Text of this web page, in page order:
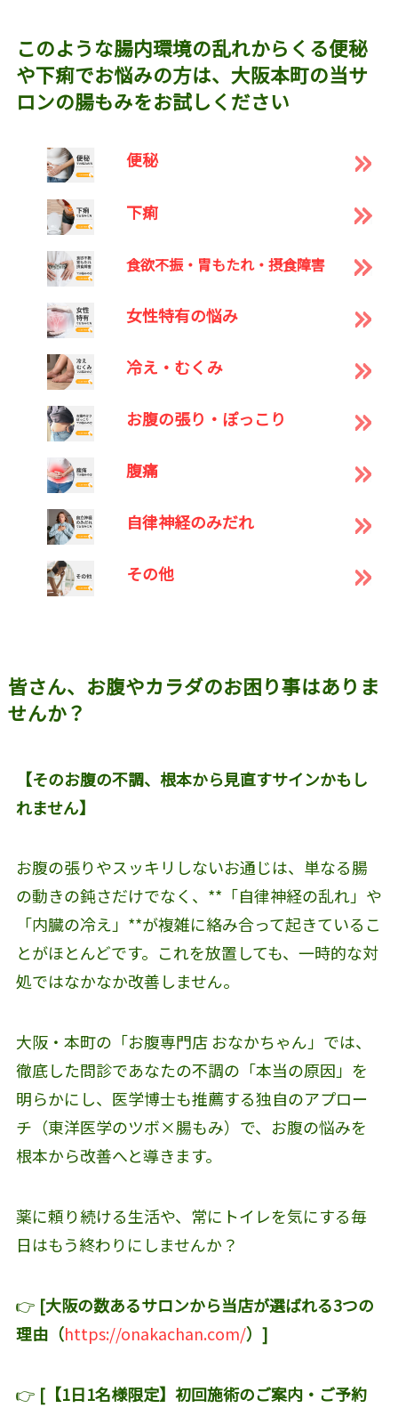
このような腸内環境の乱れからくる便秘
や下痢でお悩みの方は、大阪本町の当サ
ロンの腸もみをお試しください
便秘
下痢
食欲不振・胃もたれ・摂食障害
女性特有の悩み
冷え・むくみ
お腹の張り・ぽっこり
腹痛
自律神経のみだれ
その他
皆さん、お腹やカラダのお困り事はありま
せんか？
【そのお腹の不調、根本から見直すサインかもし
れません】
お腹の張りやスッキリしないお通じは、単なる腸
の動きの鈍さだけでなく、**「自律神経の乱れ」や
「内臓の冷え」**が複雑に絡み合って起きているこ
とがほとんどです。これを放置しても、一時的な対
処ではなかなか改善しません。
大阪・本町の「お腹専門店 おなかちゃん」では、
徹底した問診であなたの不調の「本当の原因」を
明らかにし、医学博士も推薦する独自のアプロー
チ（東洋医学のツボ×腸もみ）で、お腹の悩みを
根本から改善へと導きます。
薬に頼り続ける生活や、常にトイレを気にする毎
日はもう終わりにしませんか？
👉 [大阪の数あるサロンから当店が選ばれる3つの
理由（https://onakachan.com/）]
👉 [【1日1名様限定】初回施術のご案内・ご予約